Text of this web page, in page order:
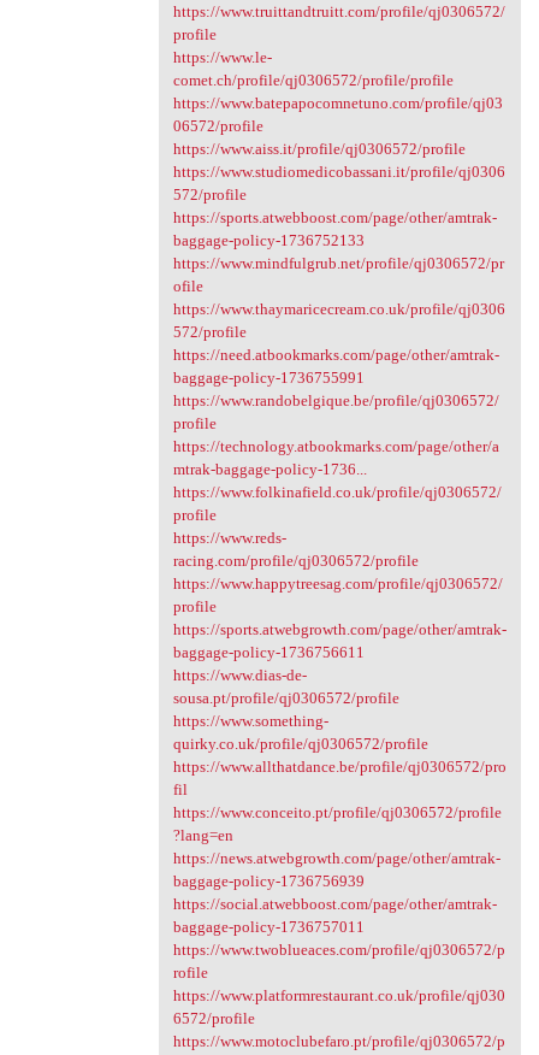
https://www.truittandtruitt.com/profile/qj0306572/
profile
https://www.le-
comet.ch/profile/qj0306572/profile/profile
https://www.batepapocomnetuno.com/profile/qj03
06572/profile
https://www.aiss.it/profile/qj0306572/profile
https://www.studiomedicobassani.it/profile/qj0306
572/profile
https://sports.atwebboost.com/page/other/amtrak-
baggage-policy-1736752133
https://www.mindfulgrub.net/profile/qj0306572/pr
ofile
https://www.thaymaricecream.co.uk/profile/qj0306
572/profile
https://need.atbookmarks.com/page/other/amtrak-
baggage-policy-1736755991
https://www.randobelgique.be/profile/qj0306572/
profile
https://technology.atbookmarks.com/page/other/a
mtrak-baggage-policy-1736...
https://www.folkinafield.co.uk/profile/qj0306572/
profile
https://www.reds-
racing.com/profile/qj0306572/profile
https://www.happytreesag.com/profile/qj0306572/
profile
https://sports.atwebgrowth.com/page/other/amtrak-
baggage-policy-1736756611
https://www.dias-de-
sousa.pt/profile/qj0306572/profile
https://www.something-
quirky.co.uk/profile/qj0306572/profile
https://www.allthatdance.be/profile/qj0306572/pro
fil
https://www.conceito.pt/profile/qj0306572/profile
?lang=en
https://news.atwebgrowth.com/page/other/amtrak-
baggage-policy-1736756939
https://social.atwebboost.com/page/other/amtrak-
baggage-policy-1736757011
https://www.twoblueaces.com/profile/qj0306572/p
rofile
https://www.platformrestaurant.co.uk/profile/qj030
6572/profile
https://www.motoclubefaro.pt/profile/qj0306572/p